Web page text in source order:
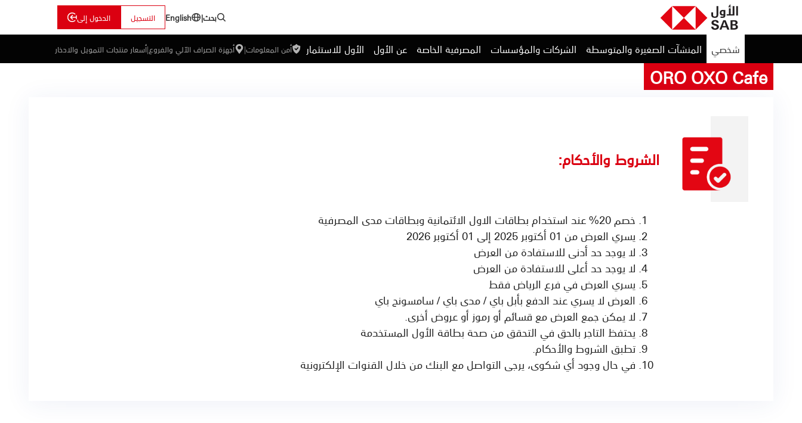
بحث|
English التسجيل الدخول إلى
شخصي المنشآت الصغيرة والمتوسطة الشركات والمؤسسات المصرفية الخاصة عن الأول الأول للاستثمار أمن المعلومات| أجهزة الصراف الآلي والفروع|أسعار منتجات التمويل والادخار
ORO OXO Cafe
الشروط والأحكام:
خصم 20% عند استخدام بطاقات الاول الائتمانية وبطاقات مدى المصرفية
يسري العرض من 01 أكتوبر 2025 إلى 01 أكتوبر 2026
لا يوجد حد أدنى للاستفادة من العرض
لا يوجد حد أعلى للاستفادة من العرض
يسري العرض في فرع الرياض فقط
العرض لا يسري عند الدفع بأبل باي / مدى باي / سامسونج باي
لا يمكن جمع العرض مع قسائم أو رموز أو عروض أخرى.
يحتفظ التاجر بالحق في التحقق من صحة بطاقة الأول المستخدمة
تطبق الشروط والأحكام.
في حال وجود أي شكوى، يرجى التواصل مع البنك من خلال القنوات الإلكترونية